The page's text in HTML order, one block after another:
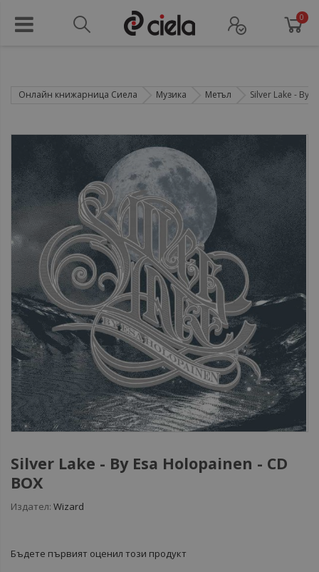
0
Онлайн книжарница Сиела Музика Метъл Silver Lake - By
Silver Lake - By Esa Holopainen - CD
BOX
Издател: Wizard
Бъдете първият оценил този продукт